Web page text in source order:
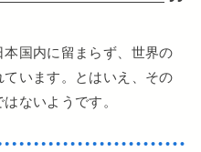
国内に留まらず、世界の
います。とはいえ、その
ないようです。